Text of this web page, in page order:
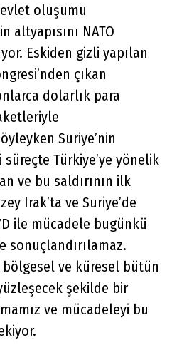
oluşumu
altyapısını NATO
Eskiden gizli yapılan
çıkan
dolarlık para
Suriye’nin
Türkiye’ye yönelik
ve bu saldırının ilk
Irak’ta ve Suriye’de
ile mücadele bugünkü
sonuçlandırılamaz.
bölgesel ve küresel bütün
şekilde bir
ve mücadeleyi bu